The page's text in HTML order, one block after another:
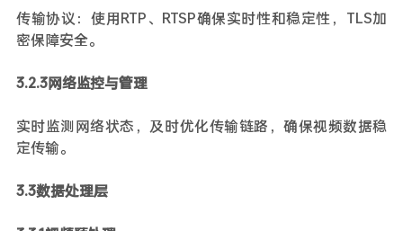
传输协议：使用RTP、RTSP确保实时性和稳定性，TLS加
密保障安全。
3.2.3网络监控与管理
实时监测网络状态，及时优化传输链路，确保视频数据稳
定传输。
3.3数据处理层